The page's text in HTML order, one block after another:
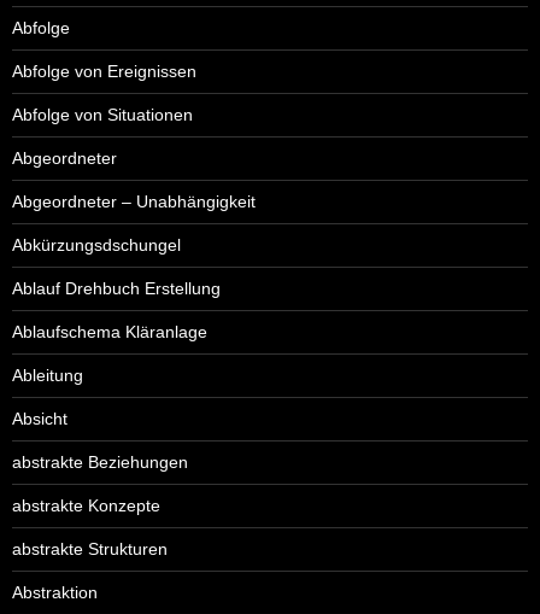
Abfolge
Abfolge von Ereignissen
Abfolge von Situationen
Abgeordneter
Abgeordneter – Unabhängigkeit
Abkürzungsdschungel
Ablauf Drehbuch Erstellung
Ablaufschema Kläranlage
Ableitung
Absicht
abstrakte Beziehungen
abstrakte Konzepte
abstrakte Strukturen
Abstraktion